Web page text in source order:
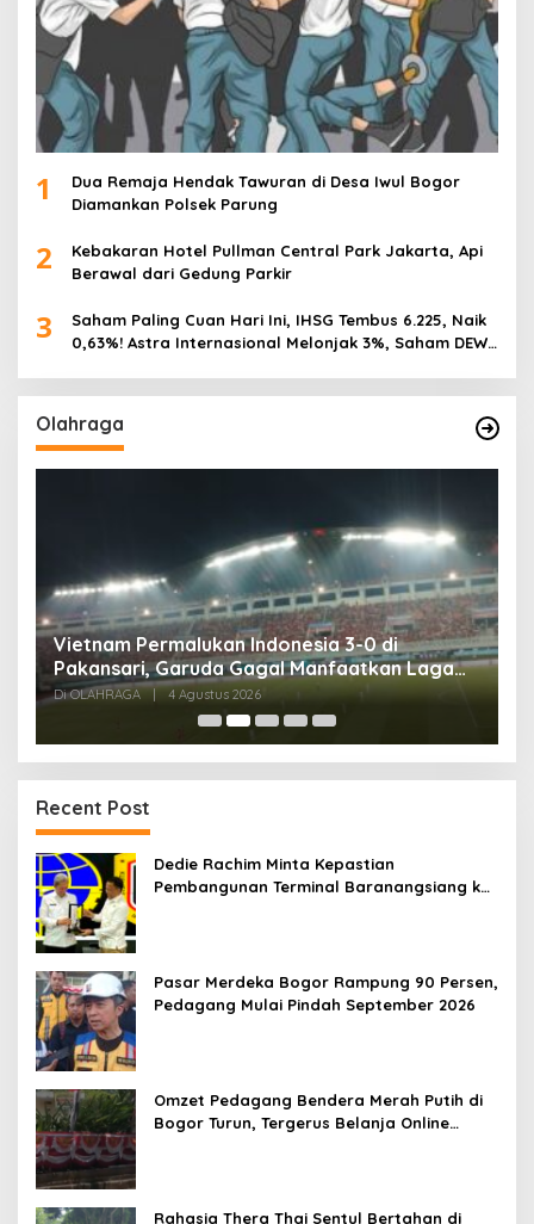
1
Dua Remaja Hendak Tawuran di Desa Iwul Bogor
Diamankan Polsek Parung
2
Kebakaran Hotel Pullman Central Park Jakarta, Api
Berawal dari Gedung Parkir
3
Saham Paling Cuan Hari Ini, IHSG Tembus 6.225, Naik
0,63%! Astra Internasional Melonjak 3%, Saham DEWA
Olahraga
Vietnam Permalukan Indonesia 3-0 di
Pakansari, Garuda Gagal Manfaatkan Laga
Kandang
Di OLAHRAGA | 4 Agustus 2026
Recent Post
Dedie Rachim Minta Kepastian
Pembangunan Terminal Baranangsiang ke
Pasar Merdeka Bogor Rampung 90 Persen,
Pedagang Mulai Pindah September 2026
Omzet Pedagang Bendera Merah Putih di
Bogor Turun, Tergerus Belanja Online
Rahasia Thera Thai Sentul Bertahan di